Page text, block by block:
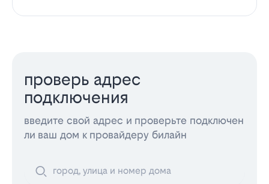
проверь адрес
подключения
введите свой адрес и проверьте подключен
ли ваш дом к провайдеру билайн